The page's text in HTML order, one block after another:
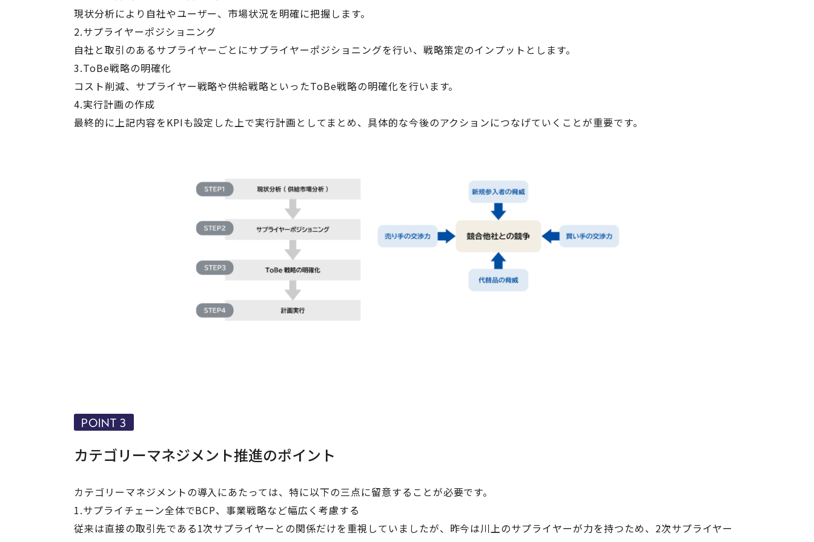
現状分析により自社やユーザー、市場状況を明確に把握します。
2.サプライヤーポジショニング
自社と取引のあるサプライヤーごとにサプライヤーポジショニングを行い、戦略策定のインプットとします。
3.ToBe戦略の明確化
コスト削減、サプライヤー戦略や供給戦略といったToBe戦略の明確化を行います。
4.実行計画の作成
最終的に上記内容をKPIも設定した上で実行計画としてまとめ、具体的な今後のアクションにつなげていくことが重要です。
カテゴリーマネジメント推進のポイント
POINT 3
カテゴリーマネジメントの導入にあたっては、特に以下の三点に留意することが必要です。
1.サプライチェーン全体でBCP、事業戦略など幅広く考慮する
従来は直接の取引先である1次サプライヤーとの関係だけを重視していましたが、昨今は川上のサプライヤーが力を持つため、2次サプライヤー